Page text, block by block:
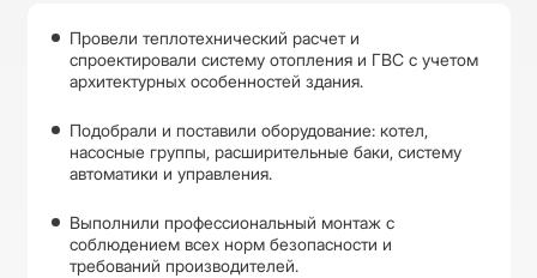
Провели теплотехнический расчет и
спроектировали систему отопления и ГВС с учетом
архитектурных особенностей здания.
Подобрали и поставили оборудование: котел,
насосные группы, расширительные баки, систему
автоматики и управления.
Выполнили профессиональный монтаж с
соблюдением всех норм безопасности и
требований производителей.